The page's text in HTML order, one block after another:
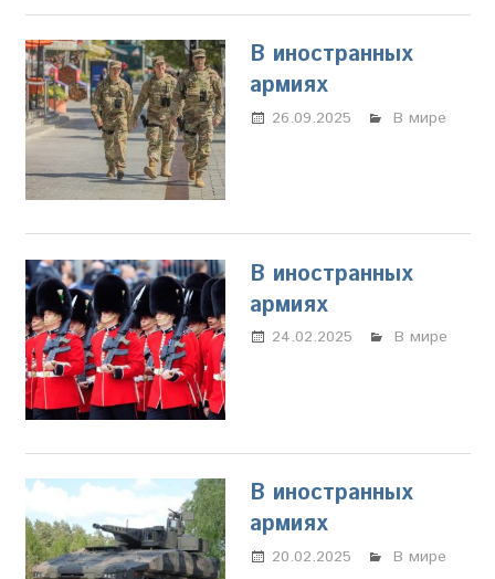
В иностранных
армиях
26.09.2025
Настя
В мире
В иностранных
армиях
24.02.2025
Марина
В мире
В иностранных
армиях
20.02.2025
Марина
В мире